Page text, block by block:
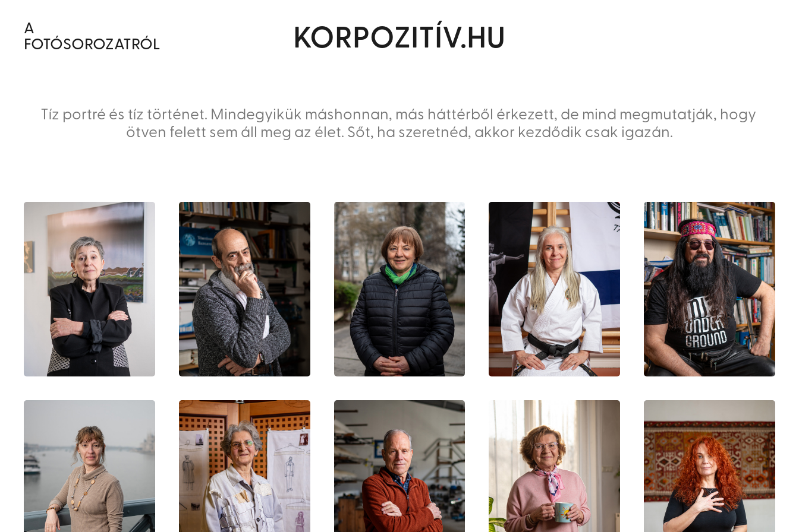
A
FOTÓSOROZATRÓL KORPOZITÍV.HU
Tíz portré és tíz történet. Mindegyikük máshonnan, más háttérből érkezett, de mind megmutatják, hogy
ötven felett sem áll meg az élet. Sőt, ha szeretnéd, akkor kezdődik csak igazán.
Klára László Nóra Bea Louis
Babi Ida Előd Zsuzsanna Kinga